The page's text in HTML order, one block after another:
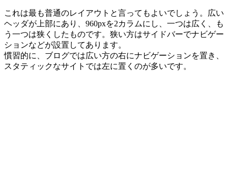
これは最も普通のレイアウトと言ってもよいでしょう。広い
ヘッダが上部にあり、960pxを2カラムにし、一つは広く、も
う一つは狭くしたものです。狭い方はサイドバーでナビゲー
ションなどが設置してあります。
慣習的に、ブログでは広い方の右にナビゲーションを置き、
スタティックなサイトでは左に置くのが多いです。